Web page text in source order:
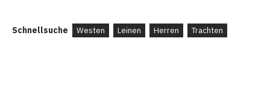
Schnellsuche Westen Leinen Herren Trachten